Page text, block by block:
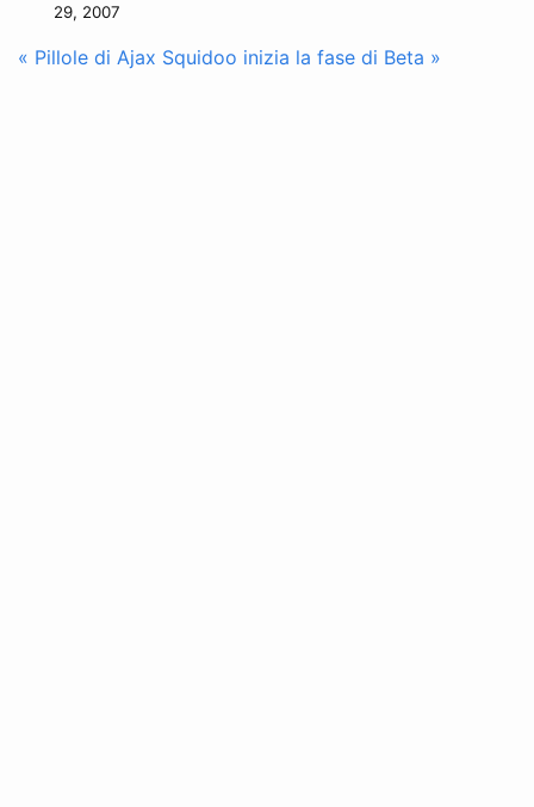
29, 2007
« Pillole di Ajax Squidoo inizia la fase di Beta »